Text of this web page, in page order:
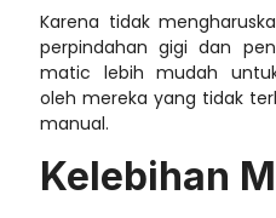
Karena tidak
perpindahan gigi dan
matic lebih mudah
oleh mereka yang tidak
manual.
Kelebihan